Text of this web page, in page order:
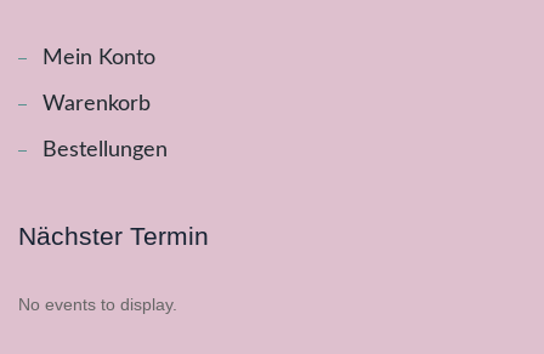
Mein Konto
Warenkorb
Bestellungen
Nächster Termin
No events to display.